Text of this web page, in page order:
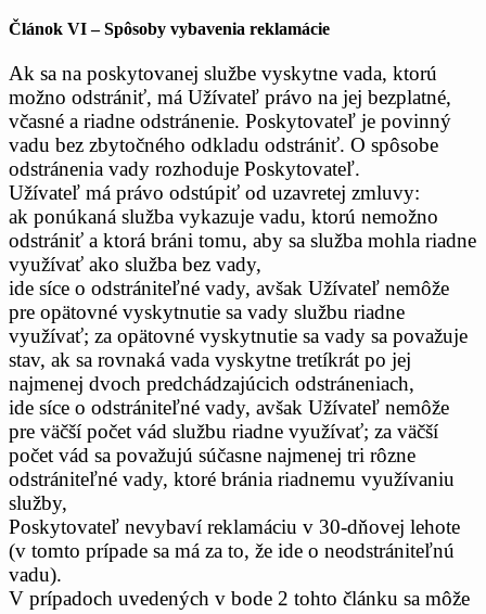
Článok VI – Spôsoby vybavenia reklamácie
Ak sa na poskytovanej službe vyskytne vada, ktorú
možno odstrániť, má Užívateľ právo na jej bezplatné,
včasné a riadne odstránenie. Poskytovateľ je povinný
vadu bez zbytočného odkladu odstrániť. O spôsobe
odstránenia vady rozhoduje Poskytovateľ.
Užívateľ má právo odstúpiť od uzavretej zmluvy:
ak ponúkaná služba vykazuje vadu, ktorú nemožno
odstrániť a ktorá bráni tomu, aby sa služba mohla riadne
využívať ako služba bez vady,
ide síce o odstrániteľné vady, avšak Užívateľ nemôže
pre opätovné vyskytnutie sa vady službu riadne
využívať; za opätovné vyskytnutie sa vady sa považuje
stav, ak sa rovnaká vada vyskytne tretíkrát po jej
najmenej dvoch predchádzajúcich odstráneniach,
ide síce o odstrániteľné vady, avšak Užívateľ nemôže
pre väčší počet vád službu riadne využívať; za väčší
počet vád sa považujú súčasne najmenej tri rôzne
odstrániteľné vady, ktoré bránia riadnemu využívaniu
služby,
Poskytovateľ nevybaví reklamáciu v 30-dňovej lehote
(v tomto prípade sa má za to, že ide o neodstrániteľnú
vadu).
V prípadoch uvedených v bode 2 tohto článku sa môže